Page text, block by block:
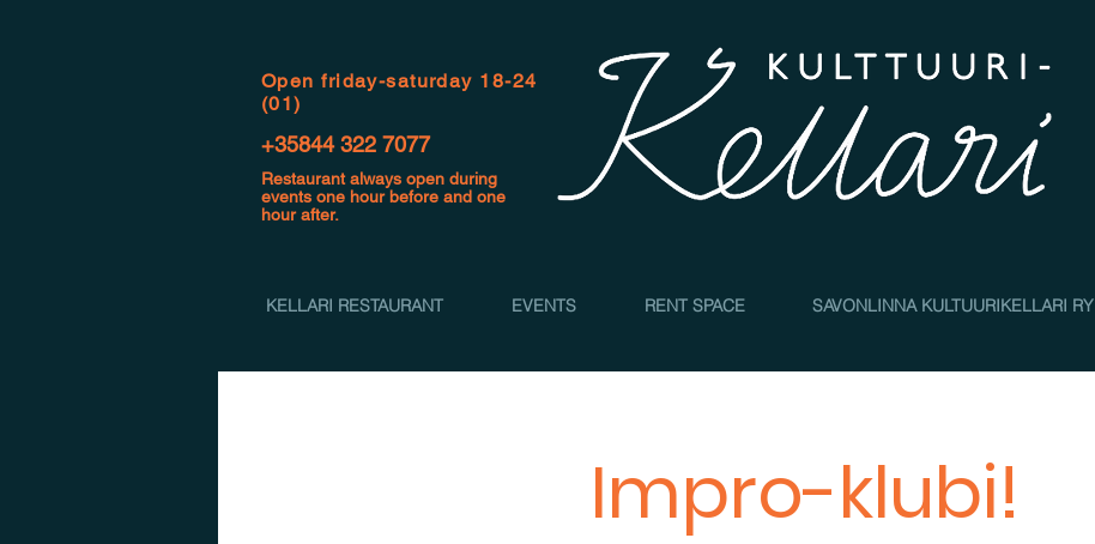
Open friday-saturday 18-24
(01)
+35844 322 7077
Restaurant always open during
events one hour before and one
hour after.
KELLARI RESTAURANT EVENTS RENT SPACE SAVONLINNA KULTUURIKELLARI RY
Impro-klubi!